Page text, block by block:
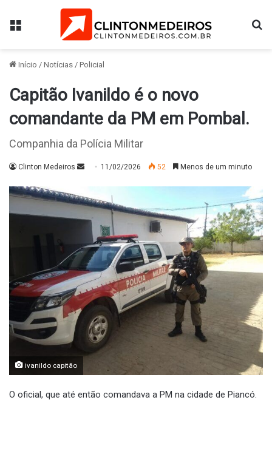
Menu
Início / Notícias / Policial
Capitão Ivanildo é o novo
comandante da PM em Pombal.
Companhia da Polícia Militar
Clinton Medeiros
Mande
e-
mail
11/02/2026 52 Menos de um minuto
ivanildo capitão
O oficial, que até então comandava a PM na cidade de Piancó.